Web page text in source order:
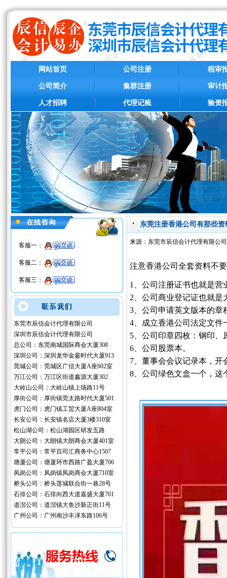
网站首页
公司简介
人才招聘
公司注册
集群注册
代理记账
税审
审计
验资
客服一：
客服二：
客服三：
东莞市辰信会计代理有限公司
深圳市辰信会计代理有限公司
总公司：东莞南城国际商会大厦308
深圳公司：深圳龙华金銮时代大厦913
莞城公司：莞城区广信大厦A座602室
万江公司：万江区街道鑫源大厦302
大岭山公司：大岭山镇上场路11号
厚街公司：厚街镇莞太路时代大厦501
虎门公司：虎门镇工贸大厦A座804室
长安公司：长安镇名店大厦3楼310室
松山湖公司：松山湖园区研发五路
大朗公司：大朗镇大朗商会大厦401室
常平公司：常平百司汇商务中心1507
塘厦公司：塘厦环市西路广盈大厦706
凤岗公司：凤岗镇凤岗商会大厦710室
桥头公司：桥头莲城联合街一巷28号
石排公司：石排向西大道嘉盛大厦701
道滘公司：道滘镇大鱼沙新正街11号
广州公司：广州南沙丰泽东路106号
东莞注册香港公司有那些
来源：东莞市辰信会计代理有限
注意香港公司全套资料不
1、公司注册证书也就是营
2、公司商业登记证也就是
3、公司申请英文版本的章
4、成立香港公司法定文件
5、公司印章四枚：钢印、
6、公司股票本。
7、董事会会议记录本，开
8、公司绿色文盒一个，这